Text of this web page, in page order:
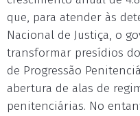
que, para atender às
Nacional de Justiça, o
transformar presídios
de Progressão
abertura de alas de
penitenciárias. No